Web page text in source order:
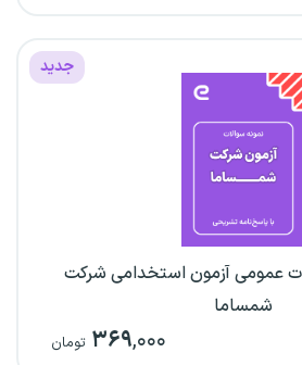
جدید
عمومی آزمون استخدامی شرکت
شمساما
۳۶۹,۰۰۰ تومان